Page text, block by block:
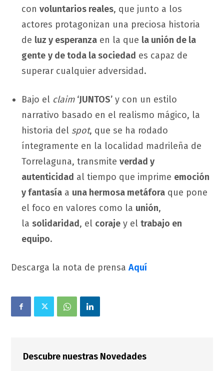
con voluntarios reales, que junto a los
actores protagonizan una preciosa historia
de luz y esperanza en la que la unión de la
gente y de toda la sociedad es capaz de
superar cualquier adversidad.
Bajo el claim ‘JUNTOS’ y con un estilo
narrativo basado en el realismo mágico, la
historia del spot, que se ha rodado
íntegramente en la localidad madrileña de
Torrelaguna, transmite verdad y
autenticidad al tiempo que imprime emoción
y fantasía a una hermosa metáfora que pone
el foco en valores como la unión,
la solidaridad, el coraje y el trabajo en
equipo.
Descarga la nota de prensa Aquí
Descubre nuestras Novedades